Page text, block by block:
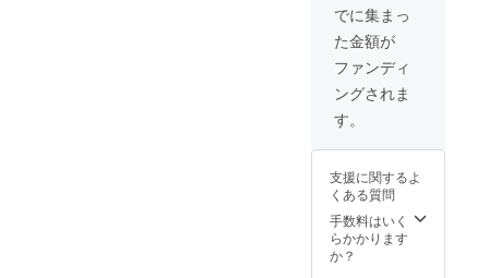
でに集まっ
た金額が
ファンディ
ングされま
す。
支援に関するよ
くある質問
手数料はいく
らかかります
か？